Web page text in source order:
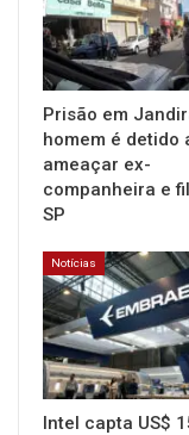
Prisão em
homem é detido
ameaçar ex-
companheira e
SP
Notícias
Intel capta US$